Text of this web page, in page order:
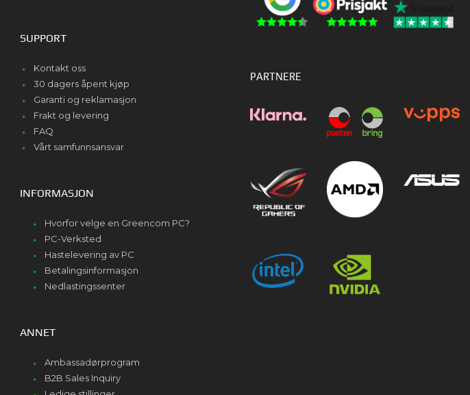
SUPPORT
Kontakt oss
30 dagers åpent kjøp
Garanti og reklamasjon
Frakt og levering
FAQ
Vårt samfunnsansvar
INFORMASJON
Hvorfor velge en Greencom PC?
PC-Verksted
Hastelevering av PC
Betalingsinformasjon
Nedlastingssenter
ANNET
Ambassadørprogram
B2B Sales Inquiry
PARTNERE